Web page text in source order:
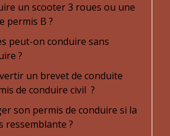
un scooter 3 roues ou une
permis B ?
peut-on conduire sans
?
un brevet de conduite
de conduire civil ?
son permis de conduire si la
ressemblante ?